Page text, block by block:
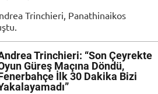
Trinchieri, Panathinaikos
Trinchieri: “Son Çeyrekte
Güreş Maçına Döndü,
İlk 30 Dakika Bizi